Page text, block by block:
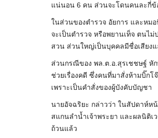
แน่นอน 6 คน ส่วนจะโดนคนละกี่ข้
ในส่วนของตำรวจ อัยการ และห
จะเป็นตำรวจ หรือพยานเท็จ ตนไ
สวน ส่วนใหญ่เป็นบุคคลมีชื่อเสียง
ส่วนกรณีของ พล.ต.อ.สุรเชชษฐ์ หัก
ช่วยเรื่องคดี ซึ่งคนที่มาสั่งห้ามบิ๊ก
เพราะเป็นคำสั่งของผู้บังคับบัญชา
นายอัจฉริยะ กล่าวว่า ในสัปดาห์ห
สแกนลำน้ำเจ้าพระยา และผลนิติเ
ถ้วนแล้ว